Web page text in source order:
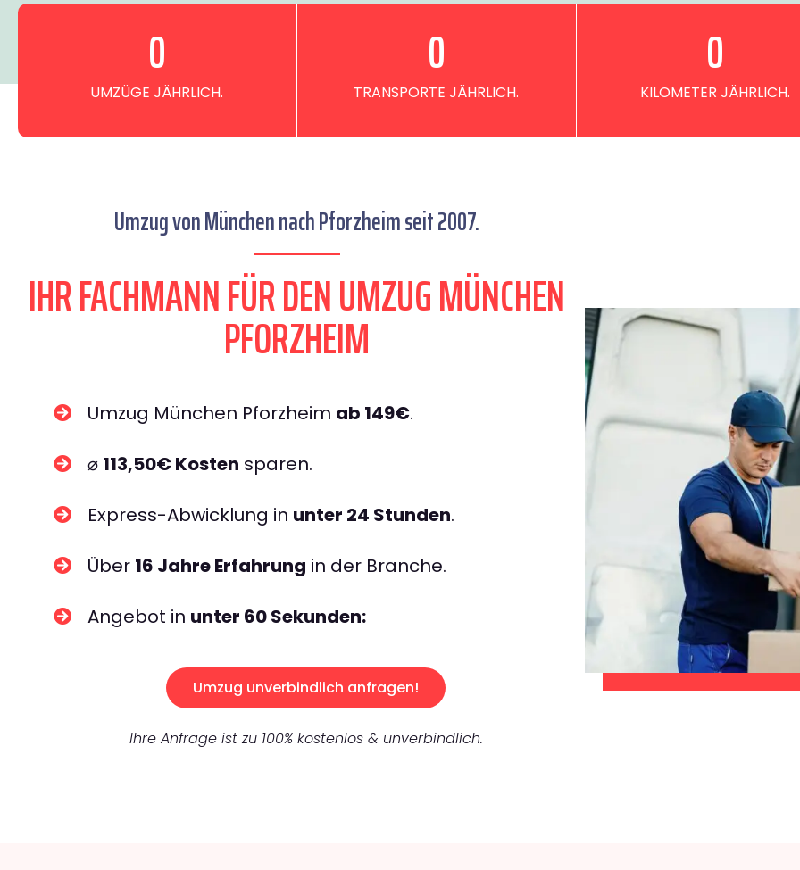
UMZÜGE JÄHRLICH.
0
TRANSPORTE JÄHRLICH.
0
KILOMETER JÄHRLICH.
0
Umzug von München nach Pforzheim seit 2007.
IHR FACHMANN FÜR DEN UMZUG MÜNCHEN
PFORZHEIM
Umzug München Pforzheim ab 149€.
⌀ 113,50€ Kosten sparen.
Express-Abwicklung in unter 24 Stunden.
Über 16 Jahre Erfahrung in der Branche.
Angebot in unter 60 Sekunden:
Umzug unverbindlich anfragen!
Ihre Anfrage ist zu 100% kostenlos & unverbindlich.